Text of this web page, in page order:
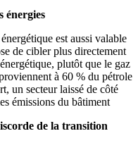
énergies
est aussi valable
de cibler plus directement
plutôt que le gaz
à 60 % du pétrole
un secteur laissé de côté
émissions du bâtiment
de la transition